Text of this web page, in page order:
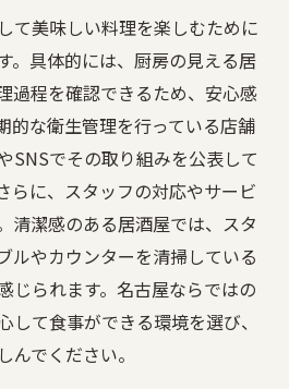
て美味しい料理を楽しむために
。具体的には、厨房の見える居
過程を確認できるため、安心感
的な衛生管理を行っている店舗
SNSでその取り組みを公表して
らに、スタッフの対応やサービ
清潔感のある居酒屋では、スタ
ルやカウンターを清掃している
じられます。名古屋ならではの
して食事ができる環境を選び、
でください。